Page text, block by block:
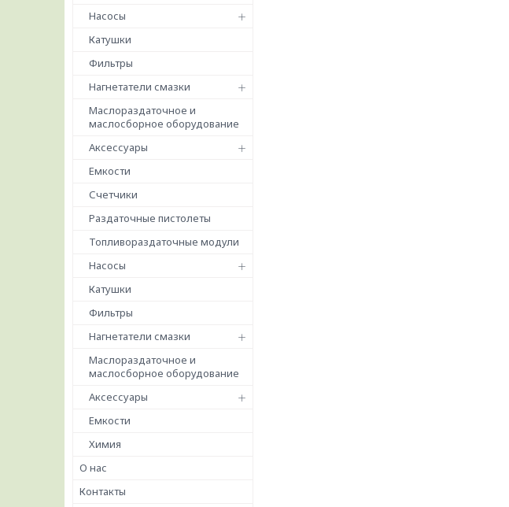
Насосы
Катушки
Фильтры
Нагнетатели смазки
Маслораздаточное и
маслосборное оборудование
Аксессуары
Емкости
Счетчики
Раздаточные пистолеты
Топливораздаточные модули
Насосы
Катушки
Фильтры
Нагнетатели смазки
Маслораздаточное и
маслосборное оборудование
Аксессуары
Емкости
Химия
О нас
Контакты